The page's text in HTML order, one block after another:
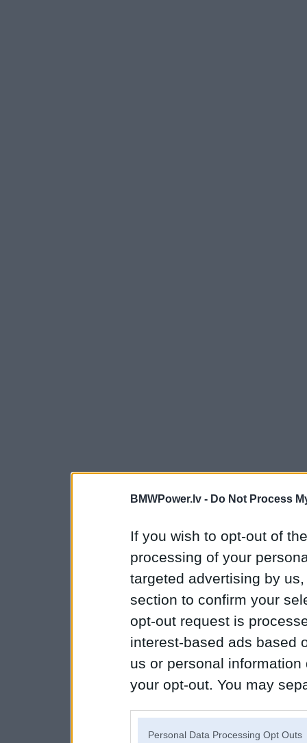
BMWPower.lv - Do Not Process
If you wish to opt-out of
processing of your
targeted advertising by
section to confirm your
opt-out request is
interest-based ads based
us or personal
your opt-out. You may
Personal Data Processing Opt Outs